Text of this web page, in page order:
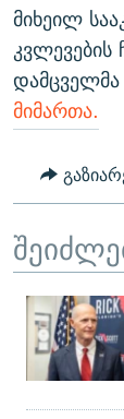
მიხეილ
დამცველმა
მიმართა.